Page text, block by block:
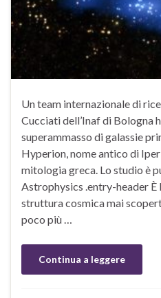
Un team internazionale di
Cucciati dell’Inaf di Bologna
superammasso di galassie
Hyperion, nome antico di
mitologia greca. Lo studio è
Astrophysics .entry-header È
struttura cosmica mai
poco più …
Continua a leggere